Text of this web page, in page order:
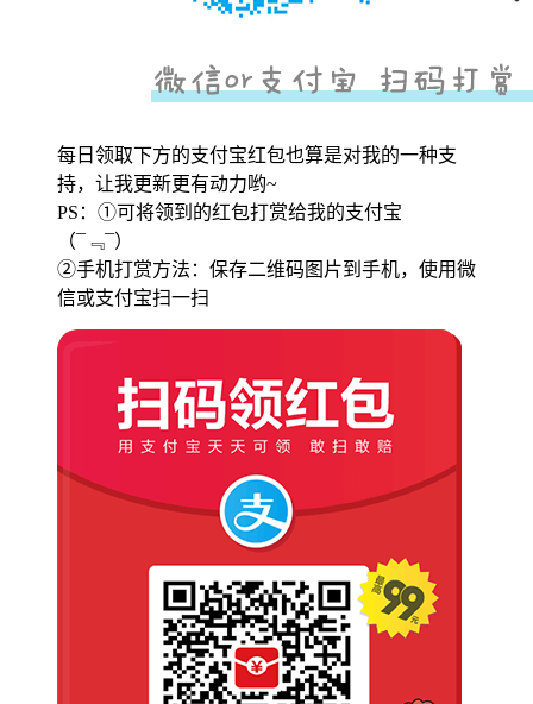
每日领取下方的支付宝红包也算是对我的一种支
持，让我更新更有动力哟~
PS：①可将领到的红包打赏给我的支付宝
（¯﹃¯）
②手机打赏方法：保存二维码图片到手机，使用微
信或支付宝扫一扫